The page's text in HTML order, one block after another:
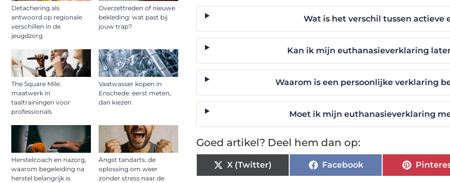
Detachering als
antwoord op regionale
verschillen in de
jeugdzorg
Overzettreden of nieuwe
bekleding: wat past bij
jouw trap?
The Square Mile:
maatwerk in
taaltrainingen voor
professionals
Vaatwasser kopen in
Enschede: eerst meten,
dan kiezen
Herstelcoach en nazorg,
waarom begeleiding na
herstel belangrijk is
Angst tandarts: de
oplossing om weer
zonder stress naar de
Wat is het verschil tussen actieve
Kan ik mijn euthanasieverklaring
Waarom is een persoonlijke verklaring
Moet ik mijn euthanasieverklaring
Goed artikel? Deel hem dan op:
X (Twitter) Facebook